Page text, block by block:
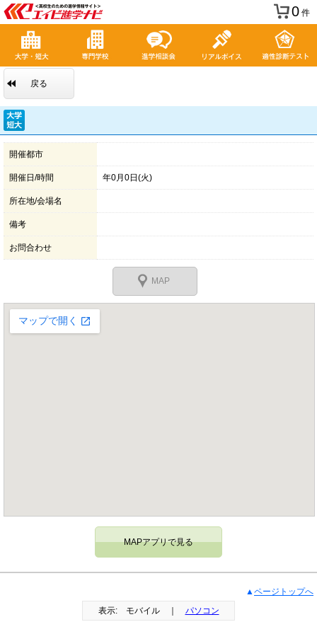
0 件
戻る
開催都市
開催日/時間 年0月0日(火)
所在地/会場名
備考
お問合わせ
MAP
MAPアプリで見る
▲ ページトップへ
表示: モバイル ｜ パソコン